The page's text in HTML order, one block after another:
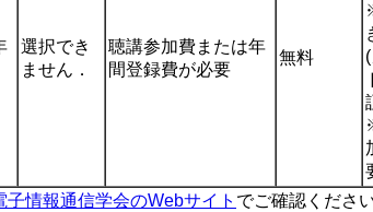
選択でき
ません．
聴講参加費または年
間登録費が必要
無料
情報通信学会のWebサイト でご確認くださ